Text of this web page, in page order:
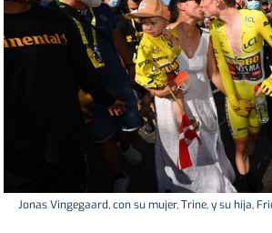
Jonas Vingegaard, con su mujer, Trine, y su hija,